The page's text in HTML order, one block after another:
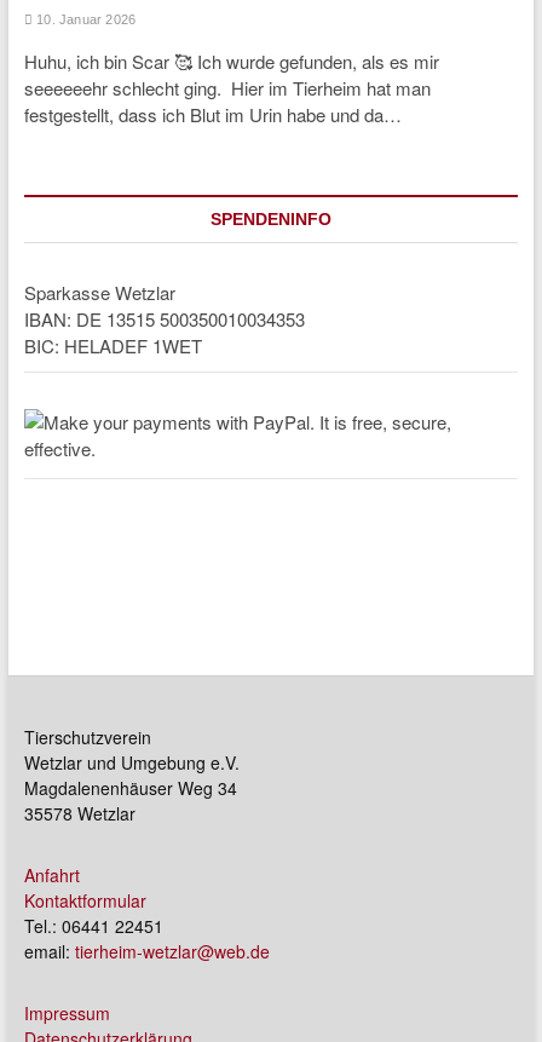
10. Januar 2026
Huhu, ich bin Scar 🥰 Ich wurde gefunden, als es mir
seeeeeehr schlecht ging. Hier im Tierheim hat man
festgestellt, dass ich Blut im Urin habe und da…
SPENDENINFO
Sparkasse Wetzlar
IBAN: DE 13515 500350010034353
BIC: HELADEF 1WET
Tierschutzverein
Wetzlar und Umgebung e.V.
Magdalenenhäuser Weg 34
35578 Wetzlar
Anfahrt
Kontaktformular
Tel.: 06441 22451
email: tierheim-wetzlar@web.de
Impressum